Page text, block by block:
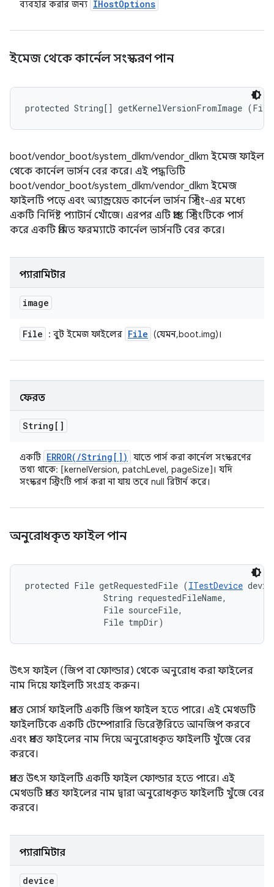
ব্যবহার করার জন্য IHostOptions
ইমেজ থেকে কার্নেল সংস্করণ পান
protected String[] getKernelVersionFromImage
boot/vendor_boot/system_dlkm/vendor_dlkm ইমেজ ফাইল
থেকে কার্নেল ভার্সন বের করে। এই পদ্ধতিটি
boot/vendor_boot/system_dlkm/vendor_dlkm ইমেজ
ফাইলটি পড়ে এবং অ্যান্ড্রয়েড কার্নেল ভার্সন স্ট্রিং-এর মধ্যে
একটি নির্দিষ্ট প্যাটার্ন খোঁজে। এরপর এটি প্রাপ্ত স্ট্রিংটিকে পার্স
করে একটি প্রমিত ফরম্যাটে কার্নেল ভার্সনটি বের করে।
প্যারামিটার
image
File : বুট ইমেজ ফাইলের File (যেমন, boot.img)।
ফেরত
String[]
একটি ERROR( /String[])
যাতে পার্স করা কার্নেল সংস্করণের
তথ্য থাকে: [kernelVersion, patchLevel, pageSize]। যদি
সংস্করণ স্ট্রিংটি পার্স করা না যায় তবে null রিটার্ন করে।
অনুরোধকৃত ফাইল পান
protected File getRequestedFile (ITestDevice
                String requestedFileName,
                File sourceFile,
                File tmpDir)
উৎস ফাইল (জিপ বা ফোল্ডার) থেকে অনুরোধ করা ফাইলের
নাম দিয়ে ফাইলটি সংগ্রহ করুন।
প্রদত্ত সোর্স ফাইলটি একটি জিপ ফাইল হতে পারে। এই মেথডটি
ফাইলটিকে একটি টেম্পোরারি ডিরেক্টরিতে আনজিপ করবে
এবং প্রদত্ত ফাইলের নাম দিয়ে অনুরোধকৃত ফাইলটি খুঁজে বের
করবে।
প্রদত্ত উৎস ফাইলটি একটি ফাইল ফোল্ডার হতে পারে। এই
মেথডটি প্রদত্ত ফাইলের নাম দ্বারা অনুরোধকৃত ফাইলটি খুঁজে বের
করবে।
প্যারামিটার
device